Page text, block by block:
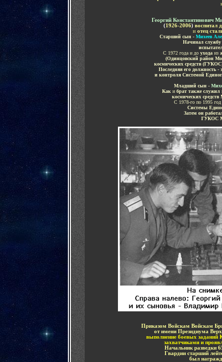
Георгий Константинович
(1926-2006) воспитал
и отец
Старший сын - Михеев
Начинал службу
С 1972 года и до уходаиз
(Одинцовский район
космических средств
Последняя его должность
и контроля Системой
Младший сын -
Как и брат также служил
космических
С 1978-го по 1995 год
Системы
Затем он
ГУКОС
Приказом Войскам Войскам
от имени Президиума
выполнение боевых заданий
захватчиками и
Начальник разведки
Гвардии старший
был